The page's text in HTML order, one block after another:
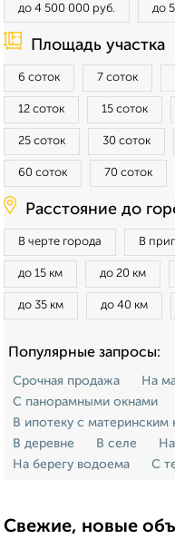
до 4 500 000 руб. до
Площадь участка
6 соток 7 соток
12 соток 15 соток
25 соток 30 соток
60 соток 70 соток
Расстояние до
В черте города В
до 15 км до 20 км
до 35 км до 40 км
Популярные запросы:
Срочная продажа На
С панорамными окнами
В ипотеку с материнским
В деревне
В селе
На берегу водоема
С
Свежие, новые